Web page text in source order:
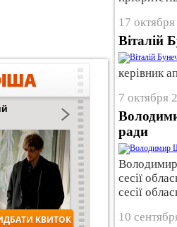
17
Віталій
керівник
7 октября
ради
Володимир
сесії
сесії
10